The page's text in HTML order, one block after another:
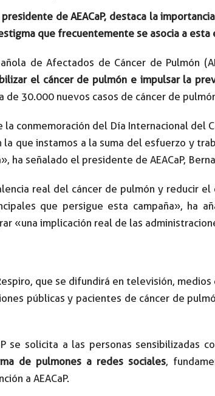
presidente de AEACaP, destaca la
que frecuentemente se asocia a esta
de Afectados de Cáncer de Pulmón
el cáncer de pulmón e impulsar la
de 30.000 nuevos casos de cáncer de
la conmemoración del Día Internacional del
la que instamos a la suma del esfuerzo y
ha señalado el presidente de AEACaP,
real del cáncer de pulmón y reducir
que persigue esta campaña», ha
«una implicación real de las
que se difundirá en televisión,
públicas y pacientes de cáncer de
se solicita a las personas sensibilizadas
de pulmones a redes sociales,
a AEACaP.